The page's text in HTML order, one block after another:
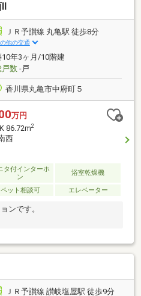
ＪＲ予讃線 丸亀駅 徒歩8分
他の交通
10年3ヶ月/10階建
戸数-戸
香川県丸亀市中府町５
万円
86.72m2
西
タ付インターホ
ン
浴室乾燥機
ペット相談可 エレベーター
ンです。
ＪＲ予讃線 讃岐塩屋駅 徒歩9分